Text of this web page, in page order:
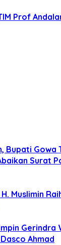
Prof
Bupati Gowa
Surat
Muslimin
Gerindra
Ahmad